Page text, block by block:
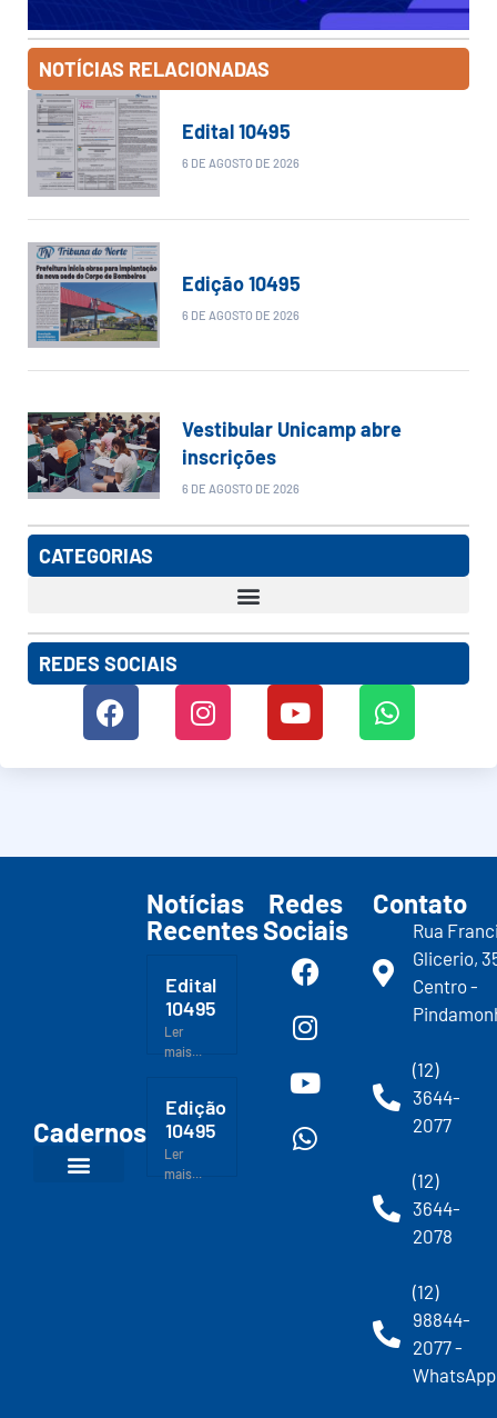
NOTÍCIAS RELACIONADAS
Edital 10495
6 DE AGOSTO DE 2026
Edição 10495
6 DE AGOSTO DE 2026
Vestibular Unicamp abre
inscrições
6 DE AGOSTO DE 2026
CATEGORIAS
REDES SOCIAIS
Cadernos
Notícias
Recentes
Edital
10495
Ler
mais...
Edição
10495
Ler
mais...
Redes
Sociais
Contato
Rua
Glicerio,
Centro -
(12)
3644-
2077
(12)
3644-
2078
(12)
98844-
2077 -
WhatsApp